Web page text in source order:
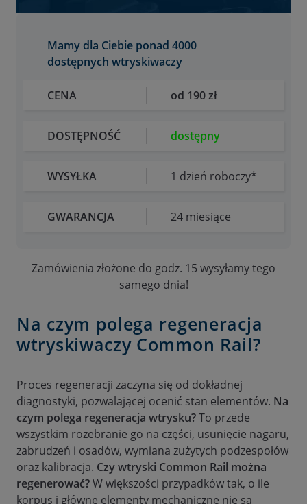
Mamy dla Ciebie ponad 4000
dostępnych wtryskiwaczy
CENA od 190 zł
DOSTĘPNOŚĆ dostępny
WYSYŁKA 1 dzień roboczy*
GWARANCJA 24 miesiące
Zamówienia złożone do godz. 15 wysyłamy tego
samego dnia!
Na czym polega regeneracja
wtryskiwaczy Common Rail?
Proces regeneracji zaczyna się od dokładnej
diagnostyki, pozwalającej ocenić stan elementów. Na
czym polega regeneracja wtrysku?To przede
wszystkim rozebranie go na części, usunięcie nagaru,
zabrudzeń i osadów, wymiana zużytych podzespołów
oraz kalibracja. Czy wtryski Common Rail można
regenerować?W większości przypadków tak, o ile
korpus i główne elementy mechaniczne nie są